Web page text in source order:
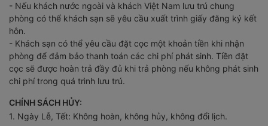
- Nếu khách nước ngoài và khách Việt Nam lưu trú chung
phòng có thể khách sạn sẽ yêu cầu xuất trình giấy đăng ký kết
hôn.
- Khách sạn có thể yêu cầu đặt cọc một khoản tiền khi nhận
phòng để đảm bảo thanh toán các chi phí phát sinh. Tiền đặt
cọc sẽ được hoàn trả đầy đủ khi trả phòng nếu không phát sinh
chi phí trong quá trình lưu trú.
CHÍNH SÁCH HỦY:
1. Ngày Lễ, Tết: Không hoàn, không hủy, không đổi lịch.